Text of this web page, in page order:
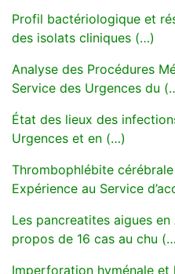
Profil bactériologique et
des isolats cliniques (…)
Analyse des Procédures
Service des Urgences du
État des lieux des
Urgences et en (…)
Thrombophlébite
Expérience au Service
Les pancreatites aigues
propos de 16 cas au chu
Imperforation hyménale